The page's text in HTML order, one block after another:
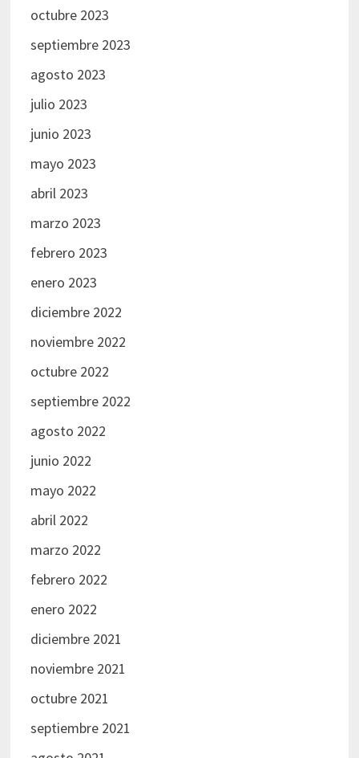
octubre 2023
septiembre 2023
agosto 2023
julio 2023
junio 2023
mayo 2023
abril 2023
marzo 2023
febrero 2023
enero 2023
diciembre 2022
noviembre 2022
octubre 2022
septiembre 2022
agosto 2022
junio 2022
mayo 2022
abril 2022
marzo 2022
febrero 2022
enero 2022
diciembre 2021
noviembre 2021
octubre 2021
septiembre 2021